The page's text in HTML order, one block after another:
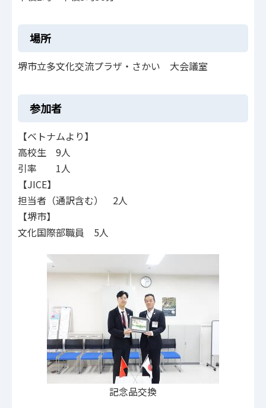
場所
堺市立多文化交流プラザ・さかい 大会議室
参加者
【ベトナムより】
高校生 9人
引率 1人
【JICE】
担当者（通訳含む） 2人
【堺市】
文化国際部職員 5人
記念品交換